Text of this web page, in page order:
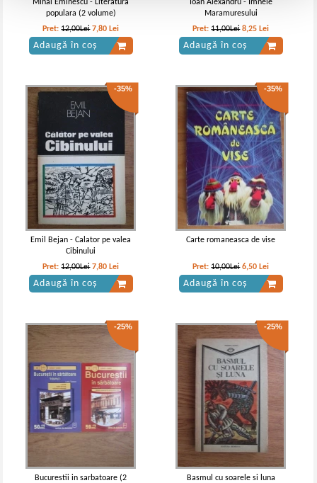
Mihai Eminescu - Literatura
populara (2 volume)
Pret:12,00Lei 7,80 Lei
Adaugă în coș
Ioan Alexandru - Imnele
Maramuresului
Pret:11,00Lei 8,25 Lei
Adaugă în coș
-35%
Emil Bejan - Calator pe valea
Cibinului
Pret:12,00Lei 7,80 Lei
Adaugă în coș
-35%
Carte romaneasca de vise
Pret:10,00Lei 6,50 Lei
Adaugă în coș
-25%
Bucurestii in sarbatoare (2
-25%
Basmul cu soarele si luna